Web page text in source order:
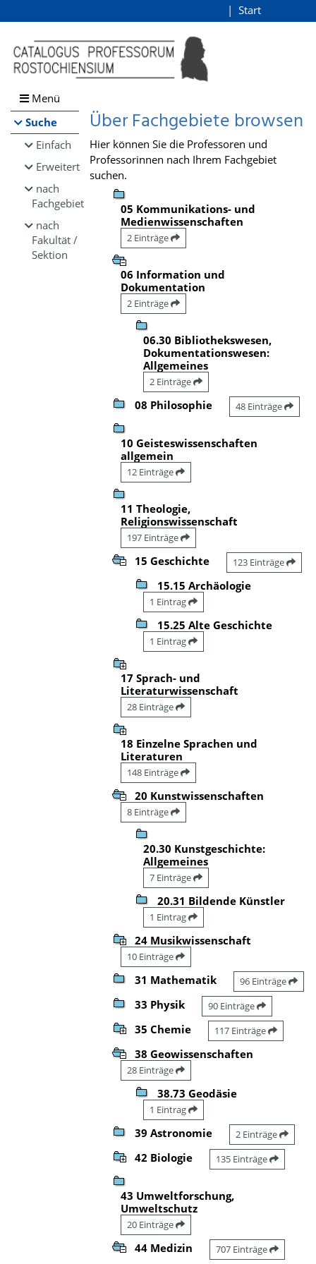
Browsen
direkt zum Inhalt
Start
Menü
Suche
Einfach
Erweitert
nach
Fachgebiet
nach
Fakultät /
Sektion
Über Fachgebiete browsen
Hier können Sie die Professoren und
Professorinnen nach Ihrem Fachgebiet
suchen.
05 Kommunikations- und
Medienwissenschaften
2 Einträge
06 Information und
Dokumentation
2 Einträge
06.30 Bibliothekswesen,
Dokumentationswesen:
Allgemeines
2 Einträge
08 Philosophie 48 Einträge
10 Geisteswissenschaften
allgemein
12 Einträge
11 Theologie,
Religionswissenschaft
197 Einträge
15 Geschichte 123 Einträge
15.15 Archäologie
1 Eintrag
15.25 Alte Geschichte
1 Eintrag
17 Sprach- und
Literaturwissenschaft
28 Einträge
18 Einzelne Sprachen und
Literaturen
148 Einträge
20 Kunstwissenschaften
8 Einträge
20.30 Kunstgeschichte:
Allgemeines
7 Einträge
20.31 Bildende Künstler
1 Eintrag
24 Musikwissenschaft
10 Einträge
31 Mathematik 96 Einträge
33 Physik 90 Einträge
35 Chemie 117 Einträge
38 Geowissenschaften
28 Einträge
38.73 Geodäsie
1 Eintrag
39 Astronomie 2 Einträge
42 Biologie 135 Einträge
43 Umweltforschung,
Umweltschutz
20 Einträge
44 Medizin 707 Einträge